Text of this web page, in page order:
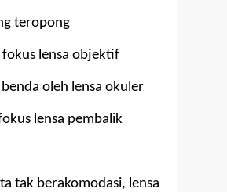
teropong
fokus lensa objektif
oleh lensa okuler
lensa pembalik
tak berakomodasi, lensa